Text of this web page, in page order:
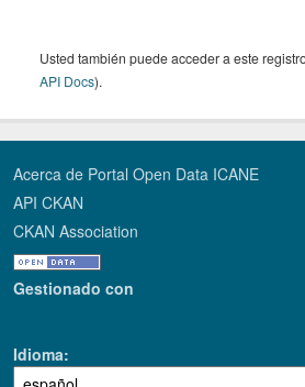
Usted también puede acceder a este
API Docs).
Acerca de Portal Open Data ICANE
API CKAN
CKAN Association
Gestionado con
Idioma